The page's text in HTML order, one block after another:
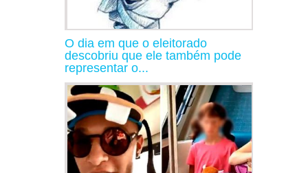
O dia em que o eleitorado
descobriu que ele também pode
representar o...